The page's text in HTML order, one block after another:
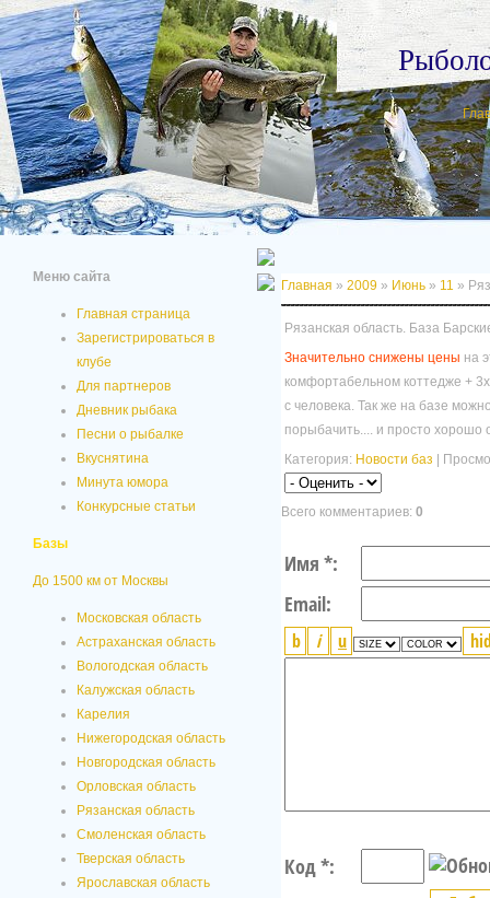
Меню сайта
Главная страница
Зарегистрироваться в
клубе
Для партнеров
Дневник рыбака
Песни о рыбалке
Вкуснятина
Минута юмора
Конкурсные статьи
Базы
До 1500 км от Москвы
Московская область
Астраханская область
Вологодская область
Калужская область
Карелия
Нижегородская область
Новгородская область
Орловская область
Рязанская область
Смоленская область
Тверская область
Ярославская область
Главная » 2009 » Июнь » 11 »
Рязанская область. База
Значительно снижены цены на
комфортабельном коттедже +
с человека. Так же на базе
порыбачить.... и просто хорошо
Категория: Новости баз |
Всего комментариев: 0
Имя *:
Email:
Код *: